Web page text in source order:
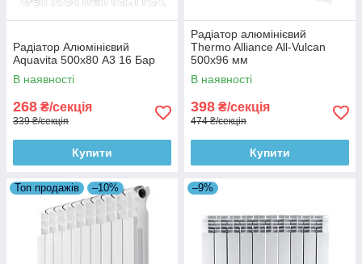
Радіатор Алюмінієвий
Aquavita 500х80 A3 16 Бар
В наявності
268 ₴/секція
339 ₴/секція
Купити
Радіатор алюмінієвий
Thermo Alliance All-Vulcan
500х96 мм
В наявності
398 ₴/секція
474 ₴/секція
Купити
Топ продажів –10% –9%